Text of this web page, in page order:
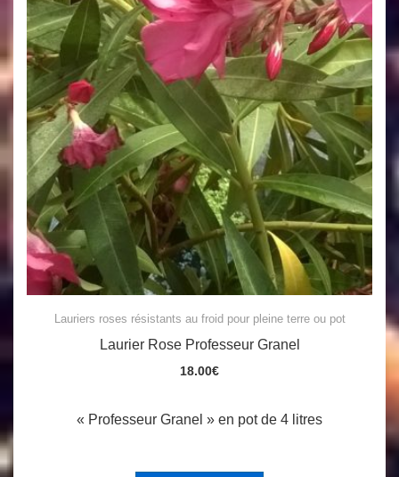
Lauriers roses résistants au froid pour pleine terre ou pot
Laurier Rose Professeur Granel
18.00€
« Professeur Granel » en pot de 4 litres